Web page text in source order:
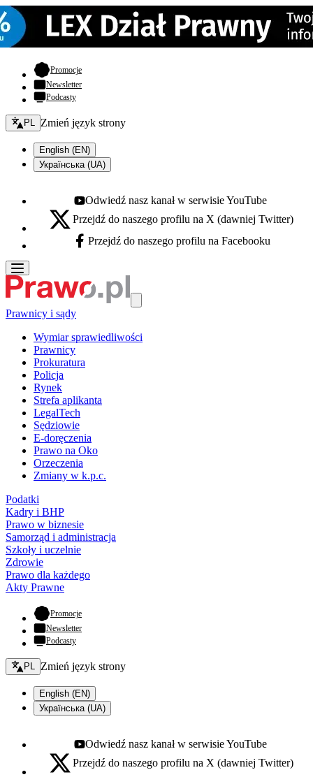
Promocje- otwiera się w nowej karcie
Newsletter
Podcasty
Zmień język - bieżący:
PL Zmień język strony
English (EN)
Українська (UA)
Youtube - otwiera się w nowej karcie
Odwiedź nasz kanał w serwisie YouTube
X - otwiera się w nowej karcie
Przejdź do naszego profilu na X (dawniej Twitter)
Facebook - otwiera się w nowej karcie
Przejdź do naszego profilu na Facebooku
Prawnicy i sądy
Wymiar sprawiedliwości
Prawnicy
Prokuratura
Policja
Rynek
Strefa aplikanta
LegalTech
Sędziowie
E-doręczenia
Prawo na Oko
Orzeczenia
Zmiany w k.p.c.
Podatki
Kadry i BHP
Prawo w biznesie
Samorząd i administracja
Szkoły i uczelnie
Zdrowie
Prawo dla każdego
Akty Prawne
Promocje- otwiera się w nowej karcie
Newsletter
Podcasty
Zmień język - bieżący:
PL Zmień język strony
English (EN)
Українська (UA)
Youtube - otwiera się w nowej karcie
Odwiedź nasz kanał w serwisie YouTube
X - otwiera się w nowej karcie
Przejdź do naszego profilu na X (dawniej Twitter)